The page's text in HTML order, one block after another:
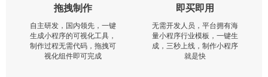
拖拽制作
自主研发，国内领先，一键
生成小程序的可视化工具，
制作过程无需代码，拖拽可
视化组件即可完成
即买即用
无需开发人员，平台拥有海
量小程序行业模板，一键生
成，三秒上线，制作小程序
就是快